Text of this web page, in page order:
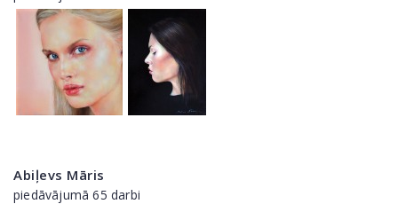
Abiļevs Māris
piedāvājumā 65 darbi